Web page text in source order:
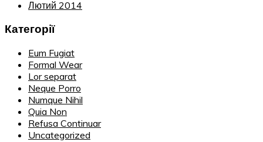
Лютий 2014
Категорії
Eum Fugiat
Formal Wear
Lor separat
Neque Porro
Numque Nihil
Quia Non
Refusa Continuar
Uncategorized